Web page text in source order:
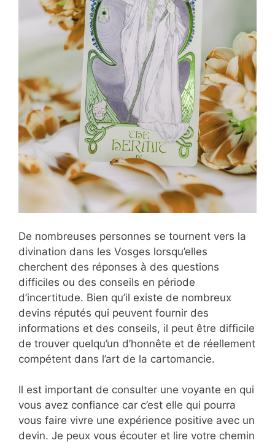
De nombreuses personnes se tournent vers la
divination dans les Vosges lorsqu’elles
cherchent des réponses à des questions
difficiles ou des conseils en période
d’incertitude. Bien qu’il existe de nombreux
devins réputés qui peuvent fournir des
informations et des conseils, il peut être difficile
de trouver quelqu’un d’honnête et de réellement
compétent dans l’art de la cartomancie.
Il est important de consulter une voyante en qui
vous avez confiance car c’est elle qui pourra
vous faire vivre une expérience positive avec un
devin. Je peux vous écouter et lire votre chemin